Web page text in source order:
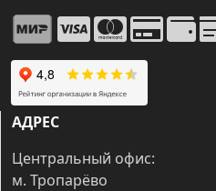
АДРЕС
Центральный офис:
м. Тропарёво